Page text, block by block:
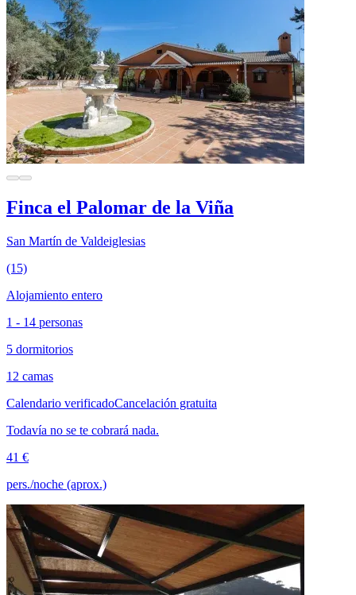
Finca el Palomar de la Viña
San Martín de Valdeiglesias
(15)
Alojamiento entero
1 - 14 personas
5 dormitorios
12 camas
Calendario verificadoCancelación gratuita
Todavía no se te cobrará nada.
41 €
pers./noche (aprox.)